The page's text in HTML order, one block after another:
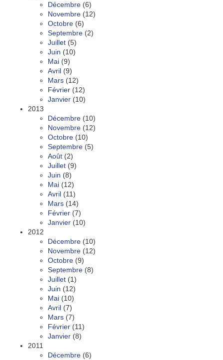
Décembre (6)
Novembre (12)
Octobre (6)
Septembre (2)
Juillet (5)
Juin (10)
Mai (9)
Avril (9)
Mars (12)
Février (12)
Janvier (10)
2013
Décembre (10)
Novembre (12)
Octobre (10)
Septembre (5)
Août (2)
Juillet (9)
Juin (8)
Mai (12)
Avril (11)
Mars (14)
Février (7)
Janvier (10)
2012
Décembre (10)
Novembre (12)
Octobre (9)
Septembre (8)
Juillet (1)
Juin (12)
Mai (10)
Avril (7)
Mars (7)
Février (11)
Janvier (8)
2011
Décembre (6)